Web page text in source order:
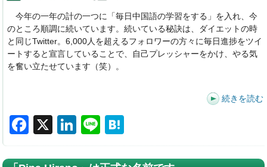
o
o
k
n
今年の一年の計の一つに「毎日中国語の学習をする」を入れ、今
のところ順調に続いています。続いている秘訣は、ダイエットの時
と同じTwitter。6,000人を超えるフォロワーの方々に毎日進捗をツイ
ートすると宣言していることで、自己プレッシャーをかけ、やる気
を奮い立たせています（笑）。
続きを読む
F
c
X
Li
k
Li
e
e